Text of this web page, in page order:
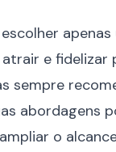
apenas
e fidelizar
sempre
abordagens
o